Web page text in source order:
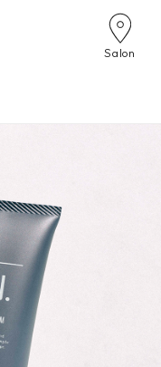
Salon